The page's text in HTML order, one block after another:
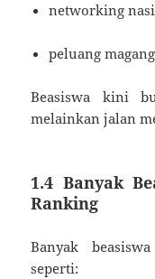
networking
peluang magang
Beasiswa kini
melainkan jalan
1.4 Banyak
Ranking
Banyak
seperti: